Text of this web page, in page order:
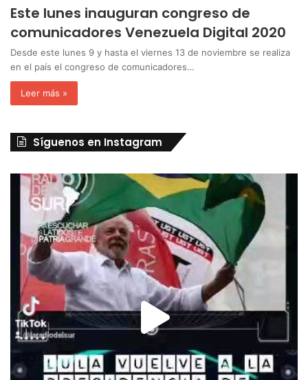
Este lunes inauguran congreso de
comunicadores Venezuela Digital 2020
Desde este lunes 9 y hasta el viernes 13 de noviembre se realiza
en el país el congreso de comunicadores…
Leer más »
Síguenos en Instagram